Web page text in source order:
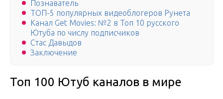
Познаватель
ТОП-5 популярных видеоблогеров Рунета
Канал Get Movies: №2 в Топ 10 русского
Ютуба по числу подписчиков
Стас Давыдов
Заключение
Топ 100 Ютуб каналов в мире